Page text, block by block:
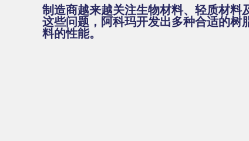
制造商越来越关注生物材料、轻质材料
这些问题，阿科玛开发出多种合适的树
料的性能。